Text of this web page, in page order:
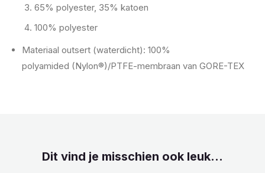
65% polyester, 35% katoen
100% polyester
Materiaal outsert (waterdicht): 100%
polyamided (Nylon®)/PTFE-membraan van GORE-TEX
Dit vind je misschien ook leuk...